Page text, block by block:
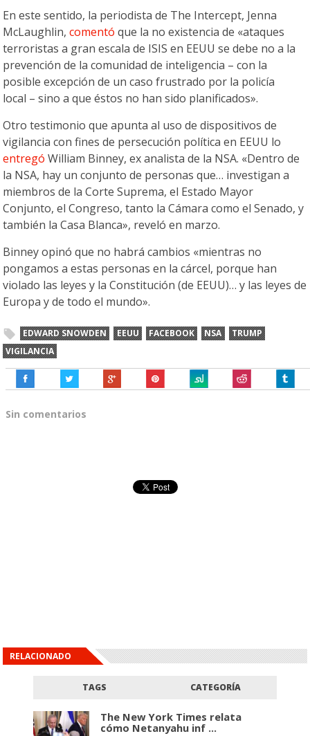
En este sentido, la periodista de The Intercept, Jenna
McLaughlin,comentó que la no existencia de «ataques
terroristas a gran escala de ISIS en EEUU se debe no a la
prevención de la comunidad de inteligencia – con la
posible excepción de un caso frustrado por la policía
local – sino a que éstos no han sido planificados».
Otro testimonio que apunta al uso de dispositivos de
vigilancia con fines de persecución política en EEUU lo
entregó William Binney, ex analista de la NSA. «Dentro de
la NSA, hay un conjunto de personas que… investigan a
miembros de la Corte Suprema, el Estado Mayor
Conjunto, el Congreso, tanto la Cámara como el Senado, y
también la Casa Blanca», reveló en marzo.
Binney opinó que no habrá cambios «mientras no
pongamos a estas personas en la cárcel, porque han
violado las leyes y la Constitución (de EEUU)… y las leyes de
Europa y de todo el mundo».
EDWARD SNOWDEN EEUU FACEBOOK NSA
TRUMP
VIGILANCIA
Sin comentarios
RELACIONADO
TAGS CATEGORÍA
The New York Times relata
cómo Netanyahu inf ...